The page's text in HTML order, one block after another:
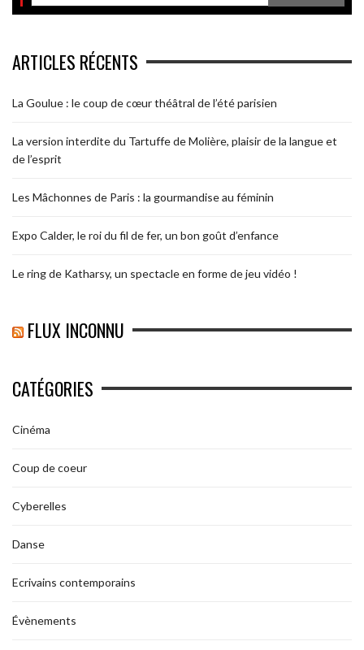
ARTICLES RÉCENTS
La Goulue : le coup de cœur théâtral de l’été parisien
La version interdite du Tartuffe de Molière, plaisir de la langue et
de l’esprit
Les Mâchonnes de Paris : la gourmandise au féminin
Expo Calder, le roi du fil de fer, un bon goût d’enfance
Le ring de Katharsy, un spectacle en forme de jeu vidéo !
FLUX INCONNU
CATÉGORIES
Cinéma
Coup de coeur
Cyberelles
Danse
Ecrivains contemporains
Évènements